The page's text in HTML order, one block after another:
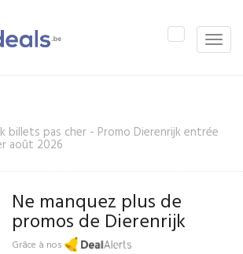
Toggle
Toggle
navigation
billets pas cher - Promo Dierenrijk entrée
août 2026
Ne manquez plus de
promos de Dierenrijk
Grâce à nos